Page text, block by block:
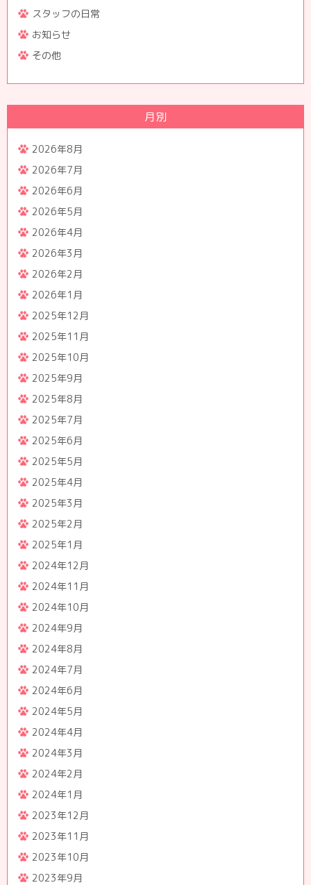
スタッフの日常
お知らせ
その他
月別
2026年8月
2026年7月
2026年6月
2026年5月
2026年4月
2026年3月
2026年2月
2026年1月
2025年12月
2025年11月
2025年10月
2025年9月
2025年8月
2025年7月
2025年6月
2025年5月
2025年4月
2025年3月
2025年2月
2025年1月
2024年12月
2024年11月
2024年10月
2024年9月
2024年8月
2024年7月
2024年6月
2024年5月
2024年4月
2024年3月
2024年2月
2024年1月
2023年12月
2023年11月
2023年10月
2023年9月